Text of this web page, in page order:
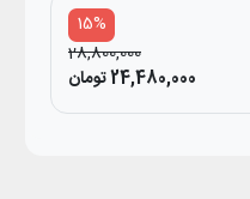
15%
28,800,000
24,480,000 تومان